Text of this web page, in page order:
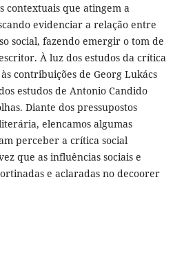
contextuais que atingem a
evidenciar a relação entre
social, fazendo emergir o tom de
À luz dos estudos da crítica
contribuições de Georg Lukács
estudos de Antonio Candido
Diante dos pressupostos
elencamos algumas
perceber a crítica social
que as influências sociais e
e aclaradas no decoorer